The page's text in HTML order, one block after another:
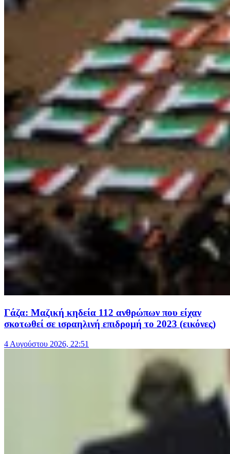
Γάζα: Μαζική κηδεία 112 ανθρώπων που είχαν
σκοτωθεί σε ισραηλινή επιδρομή το 2023 (εικόνες)
4 Αυγούστου 2026, 22:51